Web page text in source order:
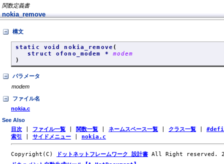
関数定義書
nokia_remove
構文
static void nokia_remove (
struct ofono_modem * modem
)
パラメータ
modem
ファイル名
nokia.c
See Also
目次 ファイル一覧 関数一覧 ネームスペース一覧 クラス一覧
索引
サイドメニュー nokia.c
Copyright(C) ドットネットフレームワーク 設計書 All Right reserved.